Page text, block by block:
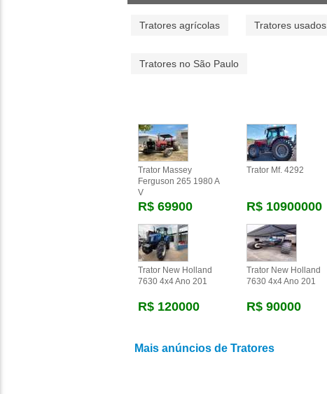
Tratores agrícolas Tratores usados
Tratores no São Paulo
Trator Massey
Ferguson 265 1980 A
V
R$ 69900
Trator Mf. 4292
R$ 10900000
Trator New Holland
7630 4x4 Ano 201
R$ 120000
Trator New Holland
7630 4x4 Ano 201
R$ 90000
Mais anúncios de Tratores